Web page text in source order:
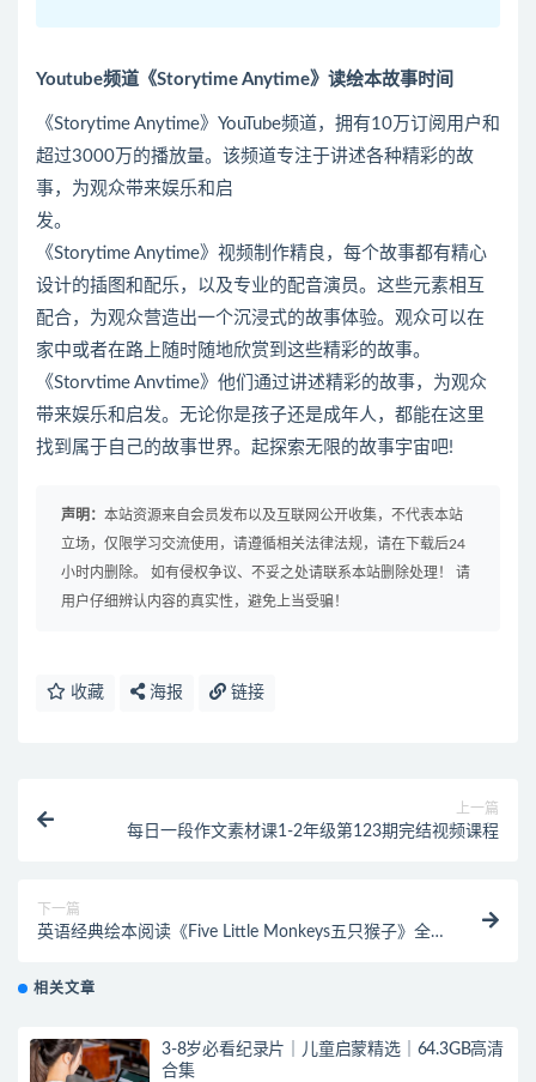
Youtube频道《Storytime Anytime》读绘本故事时间
《Storytime Anytime》YouTube频道，拥有10万订阅用户和
超过3000万的播放量。该频道专注于讲述各种精彩的故
事，为观众带来娱乐和启
发。
《Storytime Anytime》视频制作精良，每个故事都有精心
设计的插图和配乐，以及专业的配音演员。这些元素相互
配合，为观众营造出一个沉浸式的故事体验。观众可以在
家中或者在路上随时随地欣赏到这些精彩的故事。
《Storvtime Anvtime》他们通过讲述精彩的故事，为观众
带来娱乐和启发。无论你是孩子还是成年人，都能在这里
找到属于自己的故事世界。起探索无限的故事宇宙吧!
声明： 本站资源来自会员发布以及互联网公开收集，不代表本站
立场，仅限学习交流使用，请遵循相关法律法规，请在下载后24
小时内删除。 如有侵权争议、不妥之处请联系本站删除处理！ 请
用户仔细辨认内容的真实性，避免上当受骗！
收藏 海报 链接
上一篇
每日一段作文素材课1-2年级第123期完结视频课程
下一篇
英语经典绘本阅读《Five Little Monkeys五只猴子》全
相关文章
3-8岁必看纪录片｜儿童启蒙精选｜64.3GB高清
合集